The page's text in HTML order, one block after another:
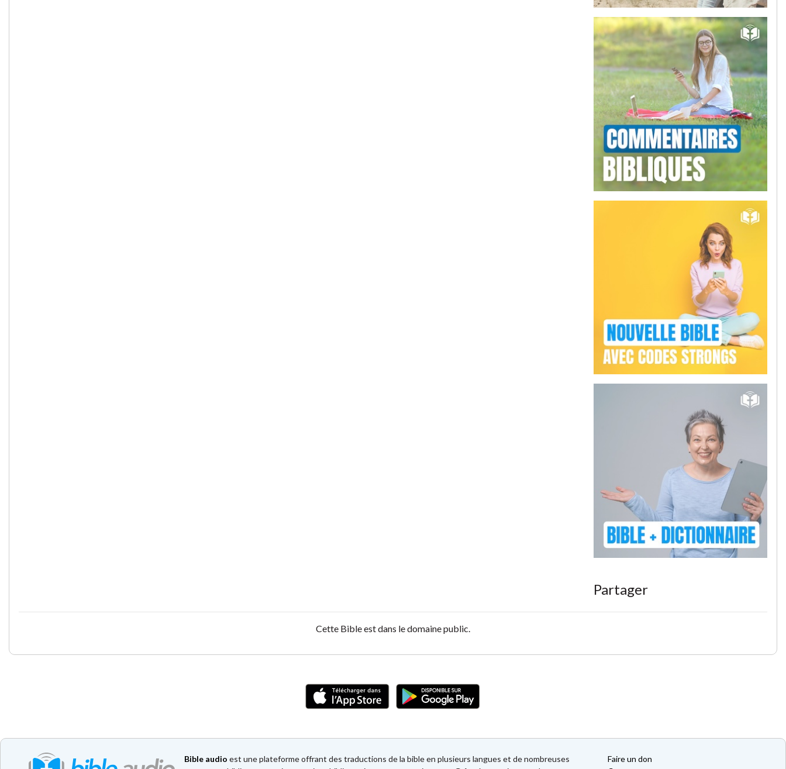
Partager
Cette Bible est dans le domaine public.
Bible audio est une plateforme offrant des traductions de la bible en plusieurs langues et de nombreuses
Faire un don